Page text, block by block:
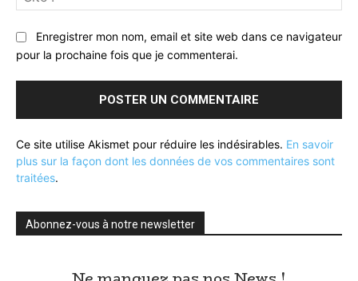
:
Enregistrer mon nom, email et site web dans ce navigateur
pour la prochaine fois que je commenterai.
Ce site utilise Akismet pour réduire les indésirables. En savoir
plus sur la façon dont les données de vos commentaires sont
traitées.
Abonnez-vous à notre newsletter